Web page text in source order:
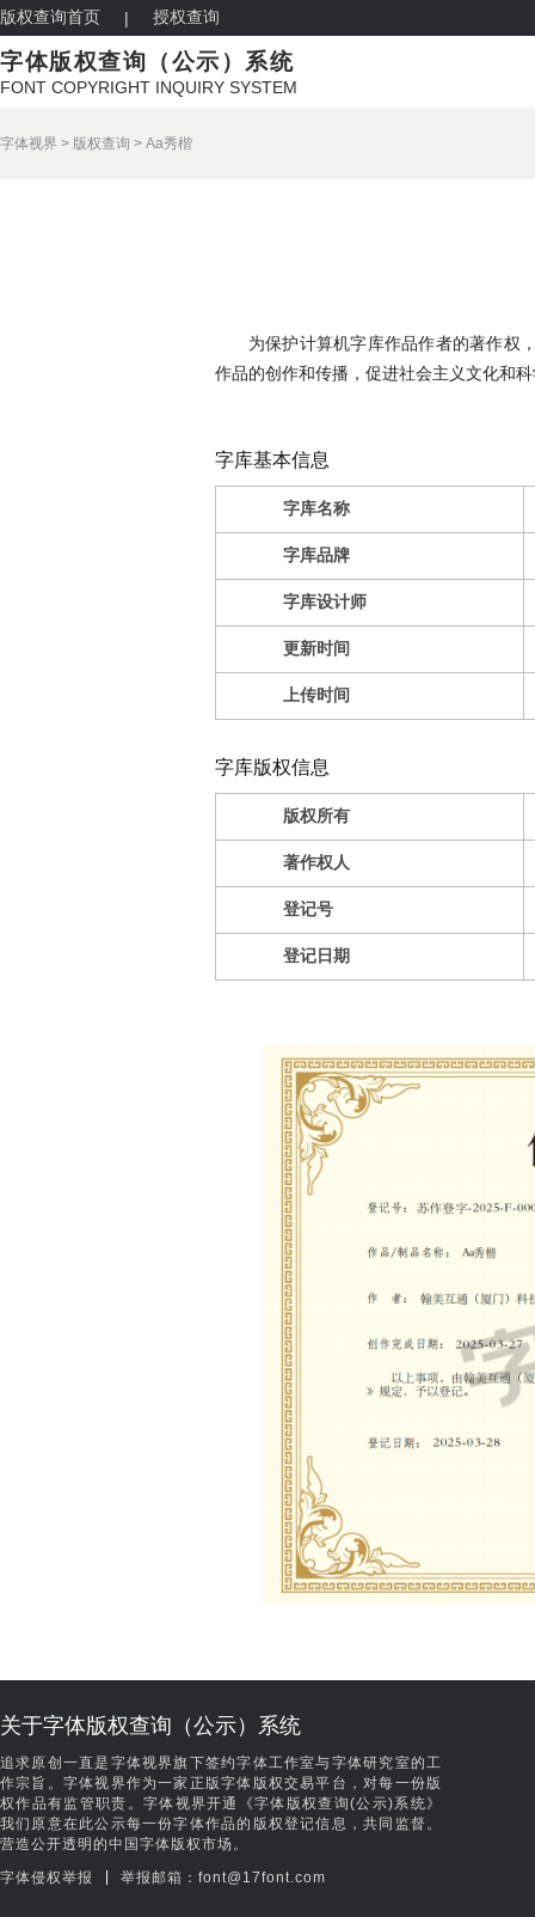
版权查询首页 | 授权查询
字体版权查询（公示）系统
FONT COPYRIGHT INQUIRY SYSTEM
字体视界 > 版权查询 > Aa秀楷
为保护计算机字库作品作者的著作权
作品的创作和传播，促进社会主义文化和
字库基本信息
字库名称
字库品牌
字库设计师
更新时间
上传时间
字库版权信息
版权所有
著作权人
登记号
登记日期
关于字体版权查询（公示）系统
追求原创一直是字体视界旗下签约字体工作室与字体研究室的工
作宗旨。字体视界作为一家正版字体版权交易平台，对每一份版
权作品有监管职责。字体视界开通《字体版权查询(公示)系统》
我们原意在此公示每一份字体作品的版权登记信息，共同监督。
营造公开透明的中国字体版权市场。
字体侵权举报 举报邮箱：font@17font.com